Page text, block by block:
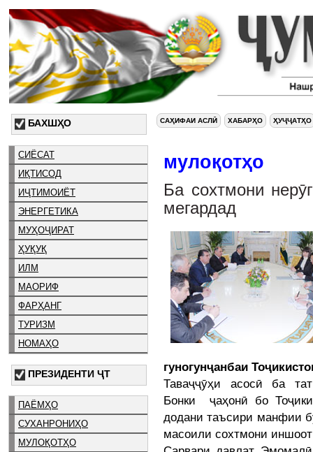
БАХШҲО
СИЁСАТ
ИҚТИСОД
ИҶТИМОИЁТ
ЭНЕРГЕТИКА
МУҲОҶИРАТ
ҲУҚУҚ
ИЛМ
МАОРИФ
ФАРҲАНГ
ТУРИЗМ
НОМАҲО
ПРЕЗИДЕНТИ ҶТ
ПАЁМҲО
СУХАНРОНИҲО
МУЛОҚОТҲО
САҲИФАИ АСЛӢ ХАБАРҲО ҲУҶҶАТҲО
мулоқотҳо
Ба сохтмони
мегардад
гуногунҷанбаи
Таваҷҷӯҳи асосӣ ба
Бонки ҷаҳонӣ бо
додани таъсири манфии
масоили сохтмони